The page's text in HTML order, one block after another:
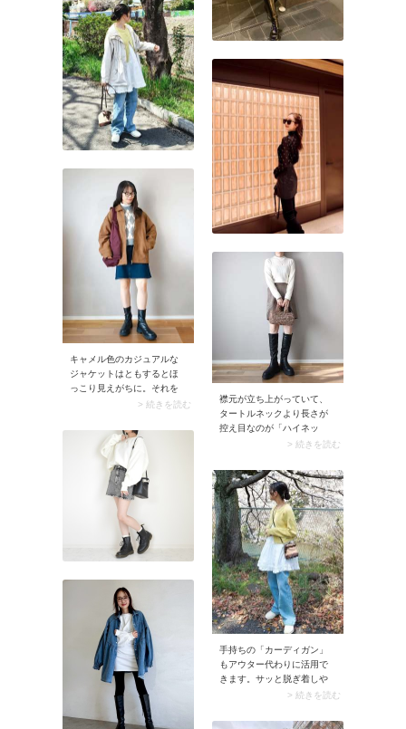
キャメル色のカジュアルな
ジャケットはともするとほ
っこり見えがちに。それを
解消してくれるのがブルー
す！爽やかな寒色がキャメ
ル色のジャケットを引き締
めて、コーデをクールダウ
ン。デニムパンツで取り入
れれば普段使いしやすいで
> 続きを読む
襟元が立ち上がっていて、
タートルネックより長さが
控え目なのが「ハイネッ
ク」。首元を折らずに着る
魅力です。襟元は短めだけ
どフィットすることで冷た
い風が入りにくくなり、寒
さ対策にうってつけ。
> 続きを読む
手持ちの「カーディガン」
もアウター代わりに活用で
きます。サッと脱ぎ着しや
すく、ちょっと肌寒い日の
前を閉めて着こなせばクリ
> 続きを読む